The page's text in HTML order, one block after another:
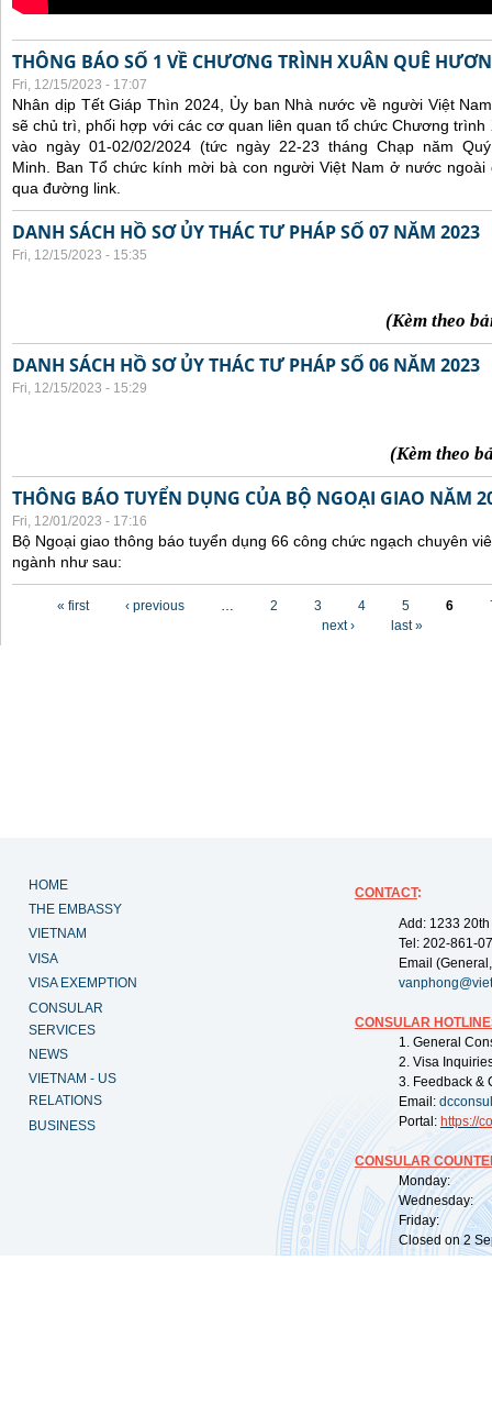
THÔNG BÁO SỐ 1 VỀ CHƯƠNG TRÌNH XUÂN QUÊ
Fri, 12/15/2023 - 17:07
Nhân dịp Tết Giáp Thìn 2024, Ủy ban Nhà nước về người Việt
sẽ chủ trì, phối hợp với các cơ quan liên quan tổ chức Chương
vào ngày 01-02/02/2024 (tức ngày 22-23 tháng Chạp năm
Minh. Ban Tổ chức kính mời bà con người Việt Nam ở nước
qua đường link.
DANH SÁCH HỒ SƠ ỦY THÁC TƯ PHÁP SỐ 07 NĂM 2023
Fri, 12/15/2023 - 15:35
(Kèm theo
DANH SÁCH HỒ SƠ ỦY THÁC TƯ PHÁP SỐ 06 NĂM 2023
Fri, 12/15/2023 - 15:29
(Kèm theo
THÔNG BÁO TUYỂN DỤNG CỦA BỘ NGOẠI GIAO NĂM
Fri, 12/01/2023 - 17:16
Bộ Ngoại giao thông báo tuyển dụng 66 công chức ngạch chuyên
ngành như sau:
« first ‹ previous … 2 3 4 5 6
next ›
last »
HOME
THE EMBASSY
VIETNAM
VISA
VISA EXEMPTION
CONSULAR
SERVICES
NEWS
VIETNAM - US
RELATIONS
BUSINESS
CONTACT:
Add: 1233
Tel: 202-861-
Email
CONSULAR
1. General
2. Visa
3. Feedback &
Email:
Portal: https://
CONSULAR
Monday:
Wednesday:
Friday:
Closed on 2